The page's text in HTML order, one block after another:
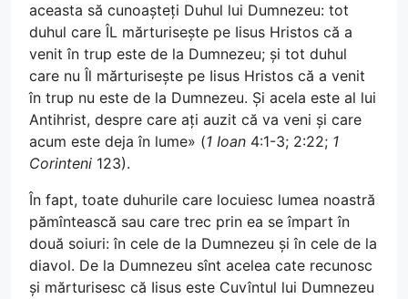
aceasta să cunoașteți Duhul lui Dumnezeu: tot
duhul care ÎL mărturisește pe Iisus Hristos că a
venit în trup este de la Dumnezeu; și tot duhul
care nu Îl mărturisește pe Iisus Hristos că a venit
în trup nu este de la Dumnezeu. Și acela este al lui
Antihrist, despre care ați auzit că va veni și care
acum este deja în lume» (1 Ioan 4:1-3; 2:22; 1
Corinteni 123).
În fapt, toate duhurile care locuiesc lumea noastră
pămîntească sau care trec prin ea se împart în
două soiuri: în cele de la Dumnezeu și în cele de la
diavol. De la Dumnezeu sînt acelea cate recunosc
și mărturisesc că Iisus este Cuvîntul lui Dumnezeu